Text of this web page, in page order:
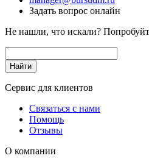
Задать вопрос онлайн
Не нашли, что искали?
Сервис для клиентов
Связаться с нами
Помощь
Отзывы
О компании